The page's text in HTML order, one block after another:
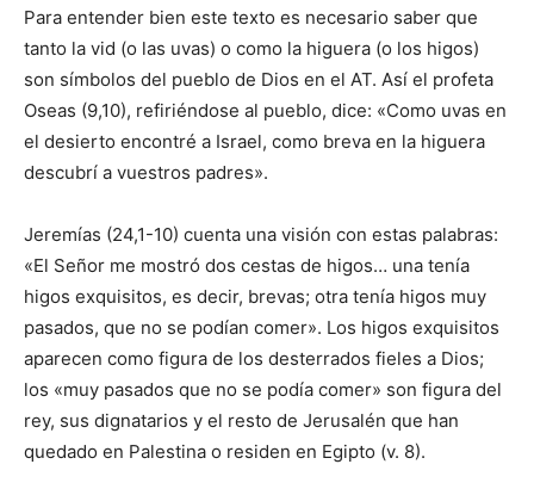
Para entender bien este texto es necesario saber que
tanto la vid (o las uvas) o como la higuera (o los higos)
son símbolos del pueblo de Dios en el AT. Así el profeta
Oseas (9,10), refiriéndose al pueblo, dice: «Como uvas en
el desierto encontré a Israel, como breva en la higuera
descubrí a vuestros padres».
Jeremías (24,1-10) cuenta una visión con estas palabras:
«El Señor me mostró dos cestas de higos… una tenía
higos exquisitos, es decir, brevas; otra tenía higos muy
pasados, que no se podían comer». Los higos exquisitos
aparecen como figura de los desterrados fieles a Dios;
los «muy pasados que no se podía comer» son figura del
rey, sus dignatarios y el resto de Jerusalén que han
quedado en Palestina o residen en Egipto (v. 8).